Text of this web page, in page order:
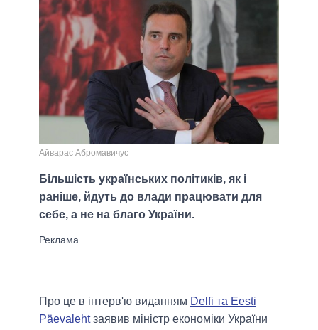
Айварас Абромавичус
Більшість українських політиків, як і
раніше, йдуть до влади працювати для
себе, а не на благо України.
Про це в інтерв'ю виданням Delfi та Eesti
Päevalehtзаявив міністр економіки України